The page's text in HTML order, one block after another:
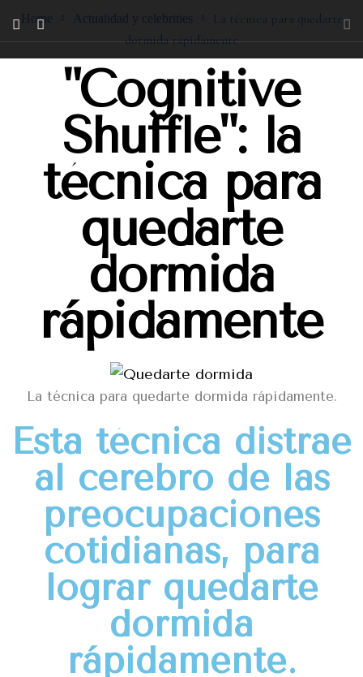
Home Actualidad y celebrities
La técnica para quedarte
dormida rápidamente
"Cognitive
Shuffle": la
técnica para
quedarte
dormida
rápidamente
La técnica para quedarte dormida rápidamente.
Esta técnica distrae
al cerebro de las
preocupaciones
cotidianas, para
lograr quedarte
dormida
rápidamente.